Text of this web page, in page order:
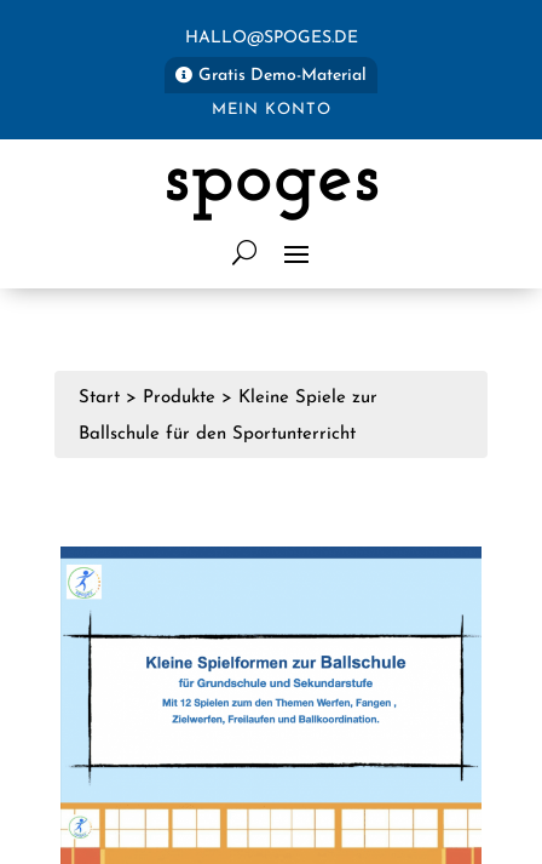
HALLO@SPOGES.DE
Gratis Demo-Material
MEIN KONTO
spoges
Start> Produkte > Kleine Spiele zur
Ballschule für den Sportunterricht